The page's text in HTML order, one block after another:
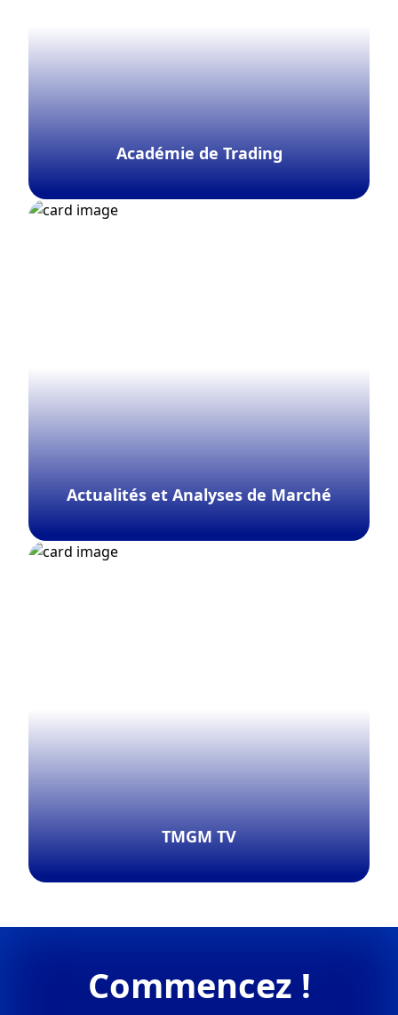
Académie de Trading
Actualités et Analyses de Marché
TMGM TV
Commencez !